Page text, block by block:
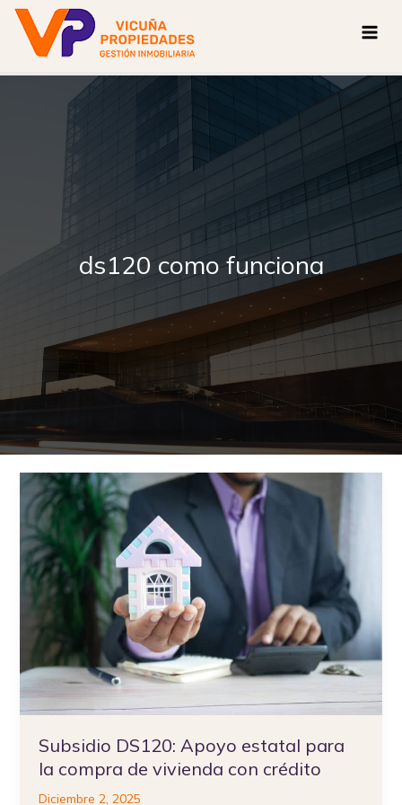
contenido
ds120 como funciona
Subsidio DS120: Apoyo estatal para
la compra de vivienda con crédito
Diciembre 2, 2025
Subsidio
DS120:
Apoyo
estatal
para
compra
de
vivienda
con
crédito